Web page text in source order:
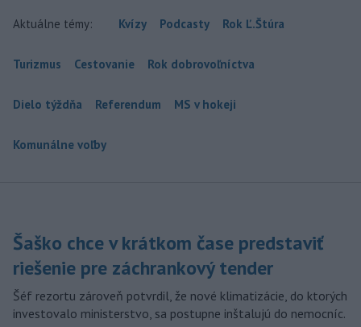
Aktuálne témy: Kvízy Podcasty Rok Ľ.Štúra
Turizmus Cestovanie Rok dobrovoľníctva
Dielo týždňa Referendum MS v hokeji
Komunálne voľby
Šaško chce v krátkom čase predstaviť
riešenie pre záchrankový tender
Šéf rezortu zároveň potvrdil, že nové klimatizácie, do ktorých
investovalo ministerstvo, sa postupne inštalujú do nemocníc.